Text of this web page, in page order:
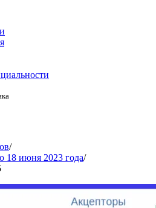
18 июня 2023 года